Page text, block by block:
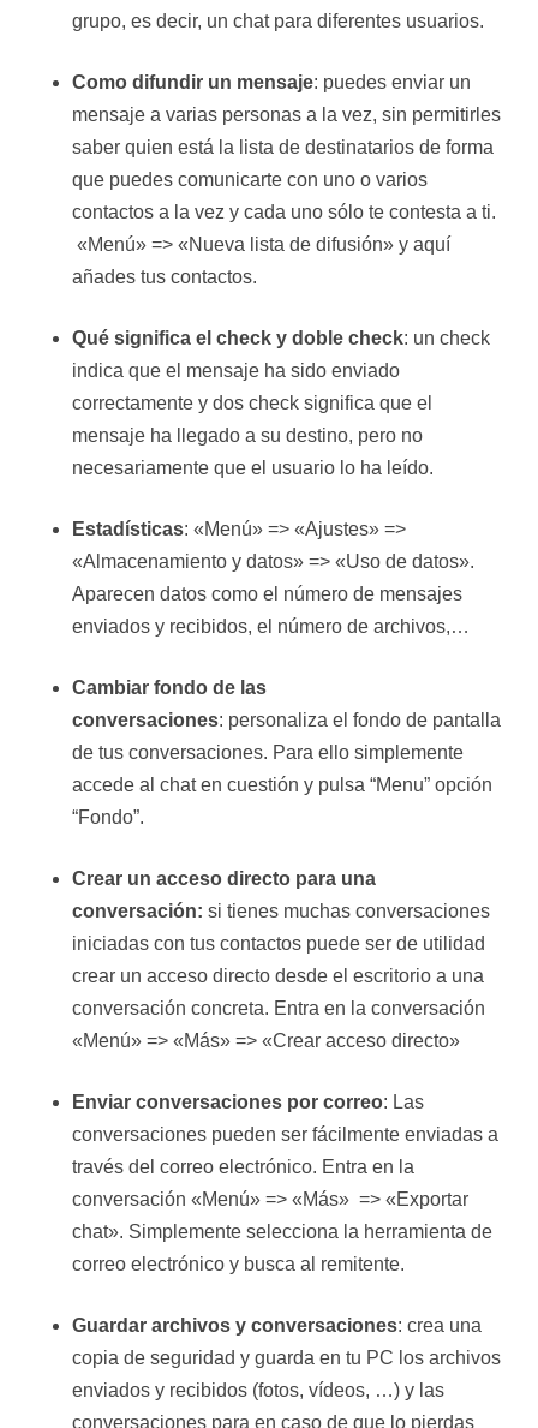
grupo, es decir, un chat para diferentes usuarios.
Como difundir un mensaje: puedes enviar un
mensaje a varias personas a la vez, sin permitirles
saber quien está la lista de destinatarios de forma
que puedes comunicarte con uno o varios
contactos a la vez y cada uno sólo te contesta a ti.
«Menú» => «Nueva lista de difusión» y aquí
añades tus contactos.
Qué significa el check y doble check: un check
indica que el mensaje ha sido enviado
correctamente y dos check significa que el
mensaje ha llegado a su destino, pero no
necesariamente que el usuario lo ha leído.
Estadísticas: «Menú» => «Ajustes» =>
«Almacenamiento y datos» => «Uso de datos».
Aparecen datos como el número de mensajes
enviados y recibidos, el número de archivos,…
Cambiar fondo de las
conversaciones: personaliza el fondo de pantalla
de tus conversaciones. Para ello simplemente
accede al chat en cuestión y pulsa “Menu” opción
“Fondo”.
Crear un acceso directo para una
conversación: si tienes muchas conversaciones
iniciadas con tus contactos puede ser de utilidad
crear un acceso directo desde el escritorio a una
conversación concreta. Entra en la conversación
«Menú» => «Más» => «Crear acceso directo»
Enviar conversaciones por correo: Las
conversaciones pueden ser fácilmente enviadas a
través del correo electrónico. Entra en la
conversación «Menú» => «Más» => «Exportar
chat». Simplemente selecciona la herramienta de
correo electrónico y busca al remitente.
Guardar archivos y conversaciones: crea una
copia de seguridad y guarda en tu PC los archivos
enviados y recibidos (fotos, vídeos, …) y las
conversaciones para en caso de que lo pierdas